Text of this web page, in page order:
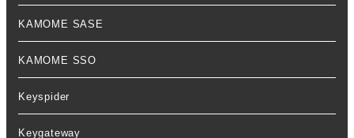
KAMOME SASE
KAMOME SSO
Keyspider
Keygateway